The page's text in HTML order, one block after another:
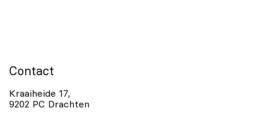
Contact
Kraaiheide 17,
9202 PC Drachten